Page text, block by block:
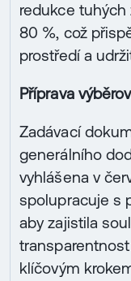
redukce
80 %, což
prostředí a
Příprava
Zadávací
generálního
vyhlášena v
spolupracuje s
aby zajistila
klíčovým